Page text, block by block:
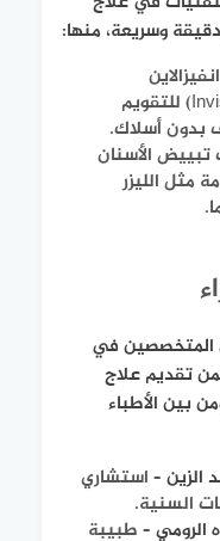
وسريعة، منها:
(Invisalign) للتقويم
بدون أسلاك.
تبييض الأسنان
مثل الليزر
المتخصصين في
تقديم علاج
بين الأطباء
الزين– استشاري
السنية.
الرومي– طبيبة